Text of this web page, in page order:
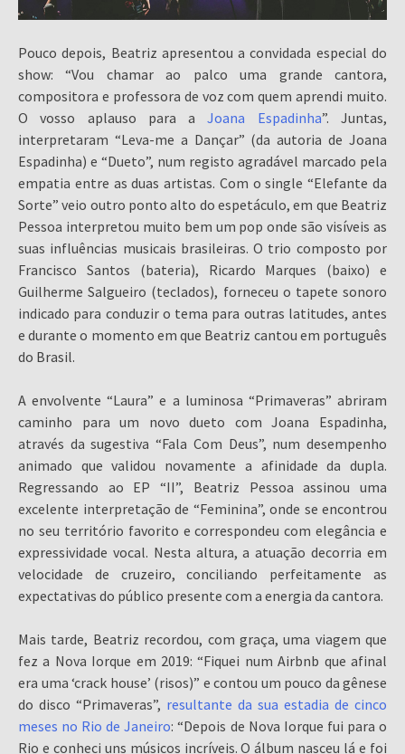
Pouco depois, Beatriz apresentou a convidada especial do
show: “Vou chamar ao palco uma grande cantora,
compositora e professora de voz com quem aprendi muito.
O vosso aplauso para aJoana Espadinha”. Juntas,
interpretaram “Leva-me a Dançar” (da autoria de Joana
Espadinha) e “Dueto”, num registo agradável marcado pela
empatia entre as duas artistas. Com o single “Elefante da
Sorte” veio outro ponto alto do espetáculo, em que Beatriz
Pessoa interpretou muito bem um pop onde são visíveis as
suas influências musicais brasileiras. O trio composto por
Francisco Santos (bateria), Ricardo Marques (baixo) e
Guilherme Salgueiro (teclados), forneceu o tapete sonoro
indicado para conduzir o tema para outras latitudes, antes
e durante o momento em que Beatriz cantou em português
do Brasil.
A envolvente “Laura” e a luminosa “Primaveras” abriram
caminho para um novo dueto com Joana Espadinha,
através da sugestiva “Fala Com Deus”, num desempenho
animado que validou novamente a afinidade da dupla.
Regressando ao EP “II”, Beatriz Pessoa assinou uma
excelente interpretação de “Feminina”, onde se encontrou
no seu território favorito e correspondeu com elegância e
expressividade vocal. Nesta altura, a atuação decorria em
velocidade de cruzeiro, conciliando perfeitamente as
expectativas do público presente com a energia da cantora.
Mais tarde, Beatriz recordou, com graça, uma viagem que
fez a Nova Iorque em 2019: “Fiquei num Airbnb que afinal
era uma ‘crack house’ (risos)” e contou um pouco da gênese
do disco “Primaveras”, resultante da sua estadia de cinco
meses no Rio de Janeiro: “Depois de Nova Iorque fui para o
Rio e conheci uns músicos incríveis. O álbum nasceu lá e foi